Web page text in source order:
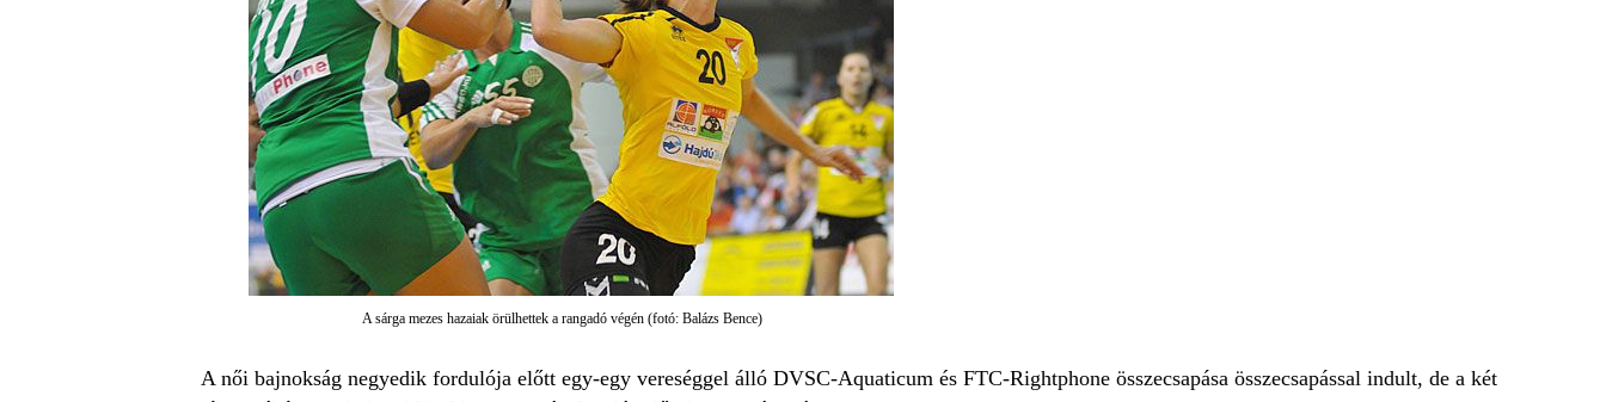
A sárga mezes hazaiak örülhettek a rangadó végén (fotó: Balázs Bence)
A női bajnokság negyedik fordulója előtt egy-egy vereséggel álló DVSC-Aquaticum és FTC-Rightphone összecsapása összecsapással indult, de a két